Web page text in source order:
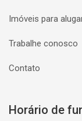
Imóveis para
Trabalhe conosco
Contato
Horário de